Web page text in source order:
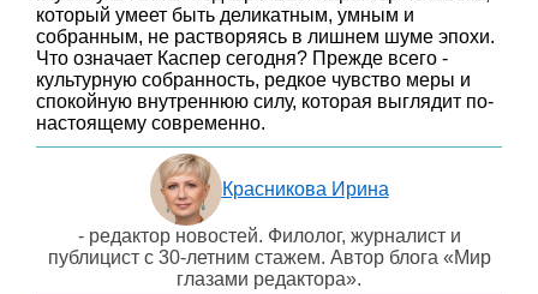
который умеет быть деликатным, умным и
собранным, не растворяясь в лишнем шуме эпохи.
Что означает Каспер сегодня? Прежде всего -
культурную собранность, редкое чувство меры и
спокойную внутреннюю силу, которая выглядит по-
настоящему современно.
Красникова Ирина
- редактор новостей. Филолог, журналист и
публицист с 30-летним стажем. Автор блога «Мир
глазами редактора».